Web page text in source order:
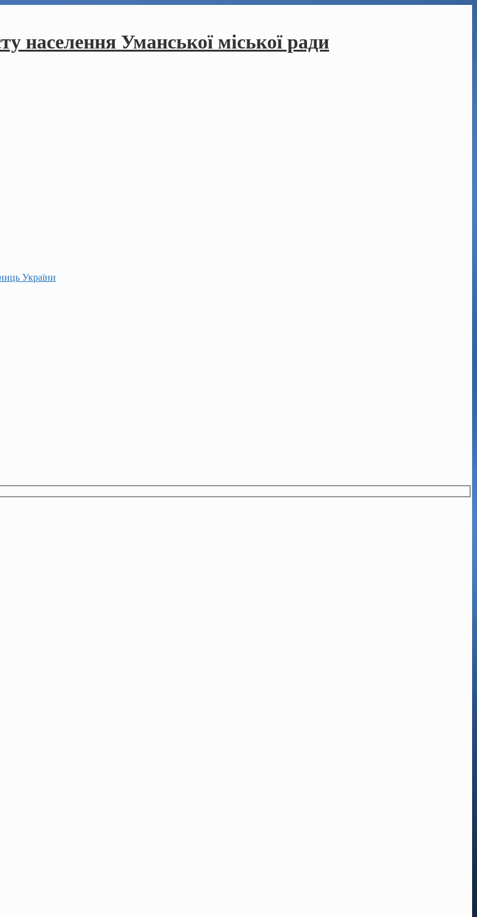
населення Уманської міської ради
України